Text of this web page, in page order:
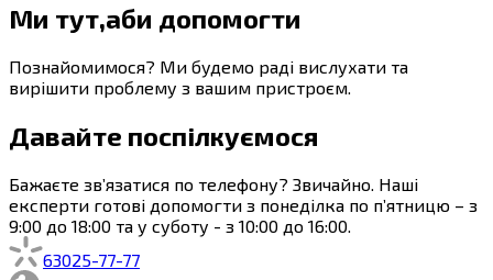
Ми тут,аби допомогти
Познайомимося? Ми будемо раді вислухати та
вирішити проблему з вашим пристроєм.
Давайте поспілкуємося
Бажаєте зв’язатися по телефону? Звичайно. Наші
експерти готові допомогти з понеділка по п’ятницю – з
9:00 до 18:00 та у суботу - з 10:00 до 16:00
63025-77-77